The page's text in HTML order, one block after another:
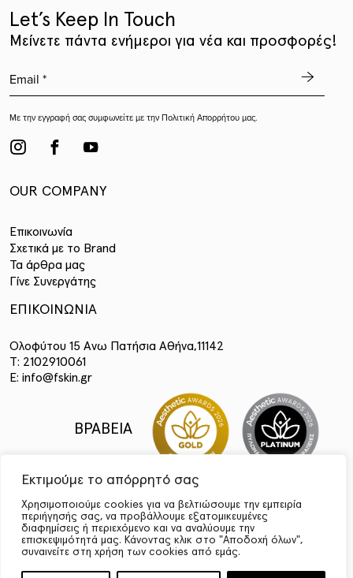
Εκτιμούμε το απόρρητό σας
Χρησιμοποιούμε cookies για να βελτιώσουμε την εμπειρία
περιήγησής σας, να προβάλλουμε εξατομικευμένες
διαφημίσεις ή περιεχόμενο και να αναλύουμε την
επισκεψιμότητά μας. Κάνοντας κλικ στο "Αποδοχή όλων",
συναινείτε στη χρήση των cookies από εμάς.
Let’s Keep In Touch
Mείνετε πάντα ενήμεροι για νέα και προσφορές!
Με την εγγραφή σας συμφωνείτε με τηνΠολιτική Απορρήτουμας.
ΟUR COMPANY
Επικοινωνία
Σχετικά με το Brand
Τα άρθρα μας
Γίνε Συνεργάτης
ΕΠΙΚΟΙΝΩΝΙΑ
Ολοφύτου 15 Ανω Πατήσια Αθήνα,11142
T: 2102910061
E: info@fskin.gr
ΒΡΑΒΕΙΑ